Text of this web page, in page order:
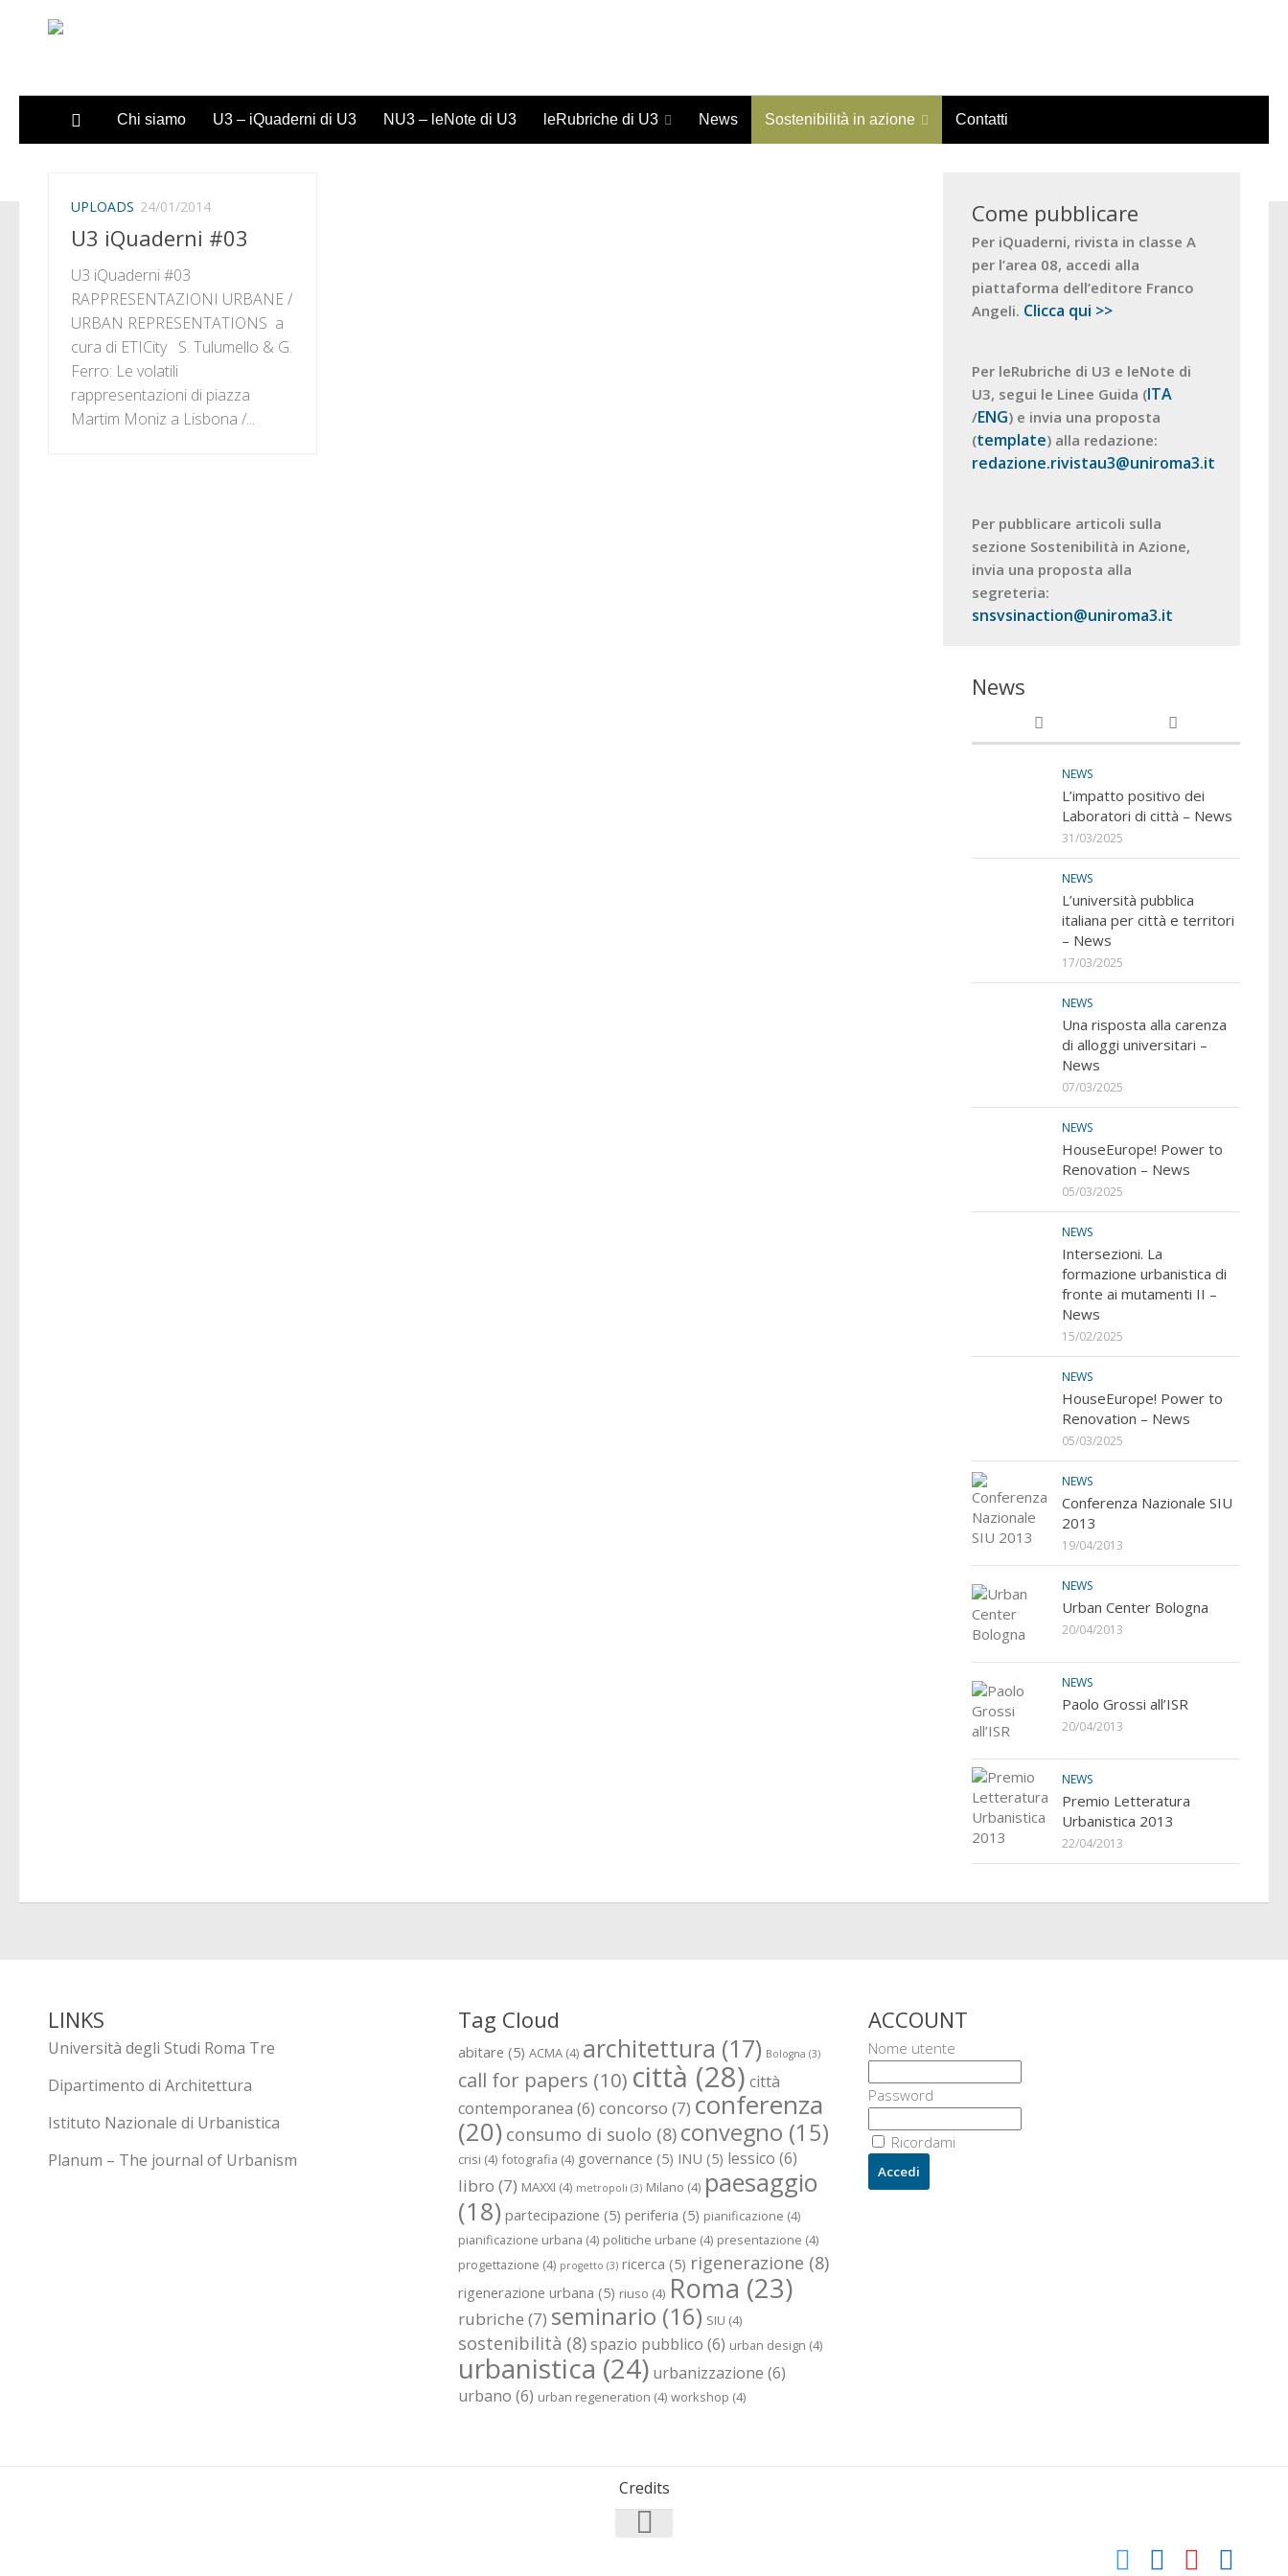
Sotto il contenuto
Chi siamo U3 – iQuaderni di U3 NU3 – leNote di U3 leRubriche di U3 News Sostenibilità in azione Contatti
UPLOADS 24/01/2014
U3 iQuaderni #03
U3 iQuaderni #03
RAPPRESENTAZIONI URBANE /
URBAN REPRESENTATIONS a
cura di ETICity S. Tulumello & G.
Ferro: Le volatili
rappresentazioni di piazza
Martim Moniz a Lisbona /...
Come pubblicare
Per iQuaderni, rivista in classe A
per l’area 08, accedi alla
piattaforma dell’editore Franco
Angeli. Clicca qui >>
Per leRubriche di U3 e leNote di
U3, segui le Linee Guida (ITA
/ENG) e invia una proposta
(template) alla redazione:
redazione.rivistau3@uniroma3.it
Per pubblicare articoli sulla
sezione Sostenibilità in Azione,
invia una proposta alla
segreteria:
snsvsinaction@uniroma3.it
News
NEWS
L’impatto positivo dei
Laboratori di città – News
31/03/2025
NEWS
L’università pubblica
italiana per città e territori
– News
17/03/2025
NEWS
Una risposta alla carenza
di alloggi universitari –
News
07/03/2025
NEWS
HouseEurope! Power to
Renovation – News
05/03/2025
NEWS
Intersezioni. La
formazione urbanistica di
fronte ai mutamenti II –
News
15/02/2025
NEWS
HouseEurope! Power to
Renovation – News
05/03/2025
NEWS
Conferenza Nazionale SIU
2013
19/04/2013
NEWS
Urban Center Bologna
20/04/2013
NEWS
Paolo Grossi all’ISR
20/04/2013
NEWS
Premio Letteratura
Urbanistica 2013
22/04/2013
LINKS
Università degli Studi Roma Tre
Dipartimento di Architettura
Istituto Nazionale di Urbanistica
Planum – The journal of Urbanism
Tag Cloud
abitare (5) ACMA(4) architettura (17) Bologna (3)
call for papers (10) città (28) città
contemporanea (6) concorso (7) conferenza
(20) consumo di suolo (8) convegno (15)
crisi (4) fotografia (4) governance (5) INU (5) lessico (6)
libro (7) MAXXI (4) metropoli (3) Milano (4) paesaggio
(18) partecipazione (5) periferia (5) pianificazione (4)
pianificazione urbana (4) politiche urbane (4) presentazione (4)
progettazione (4) progetto (3) ricerca (5) rigenerazione (8)
rigenerazione urbana (5) riuso (4) Roma (23)
rubriche (7) seminario (16) SIU (4)
sostenibilità (8)spazio pubblico (6) urban design (4)
urbanistica (24) urbanizzazione (6)
urbano (6) urban regeneration (4) workshop (4)
ACCOUNT
Nome utente
Password
Ricordami
Credits